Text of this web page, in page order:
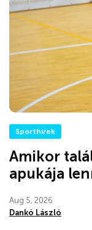
Sporthírek
Amikor
apukája
Aug 5, 2026
Dankó László